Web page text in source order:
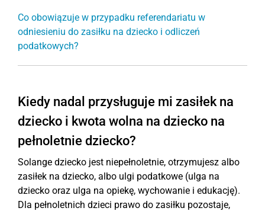
Co obowiązuje w przypadku referendariatu w
odniesieniu do zasiłku na dziecko i odliczeń
podatkowych?
Kiedy nadal przysługuje mi zasiłek na
dziecko i kwota wolna na dziecko na
pełnoletnie dziecko?
Solange dziecko jest niepełnoletnie, otrzymujesz albo
zasiłek na dziecko, albo ulgi podatkowe (ulga na
dziecko oraz ulga na opiekę, wychowanie i edukację).
Dla pełnoletnich dzieci prawo do zasiłku pozostaje,